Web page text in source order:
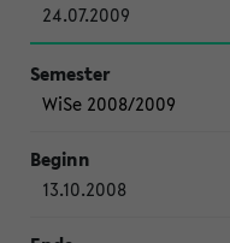
24.07.2009
WiSe 2008/2009
13.10.2008